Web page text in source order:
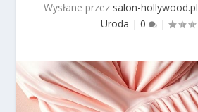
Wysłane przez salon-hollywood.pl
Uroda | 0 |